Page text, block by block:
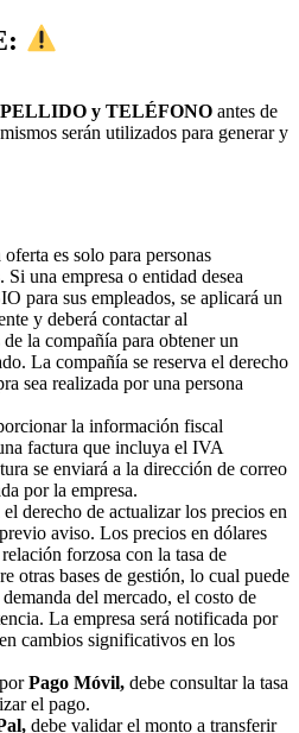
y TELÉFONO antes de
serán utilizados para generar y
es solo para personas
una empresa o entidad desea
para sus empleados, se aplicará un
y deberá contactar al
la compañía para obtener un
La compañía se reserva el derecho
sea realizada por una persona
la información fiscal
factura que incluya el IVA
se enviará a la dirección de correo
por la empresa.
derecho de actualizar los precios en
aviso. Los precios en dólares
forzosa con la tasa de
otras bases de gestión, lo cual puede
del mercado, el costo de
La empresa será notificada por
cambios significativos en los
Pago Móvil, debe consultar la tasa
el pago.
debe validar el monto a transferir